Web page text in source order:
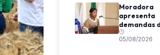
Moradora
apresenta
demandas
Coelhas em
Livre na
05/08/2026